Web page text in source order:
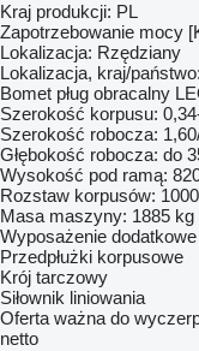
Kraj produkcji: PL
Zapotrzebowanie mocy
Lokalizacja: Rzędziany
Lokalizacja, kraj/
Bomet pług obracalny
Szerokość korpusu:
Szerokość robocza:
Głębokość robocza: do
Wysokość pod ramą:
Rozstaw korpusów:
Masa maszyny: 1885
Wyposażenie dodatkowe
Przedpłużki korpusowe
Krój tarczowy
Siłownik liniowania
Oferta ważna do
netto